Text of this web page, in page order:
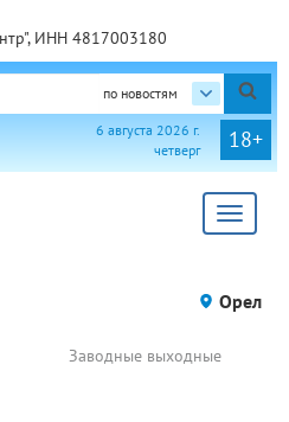
ИНН 4817003180
по новостям
18+
6 августа 2026 г.
четверг
Toggle
Орел
Заводные выходные